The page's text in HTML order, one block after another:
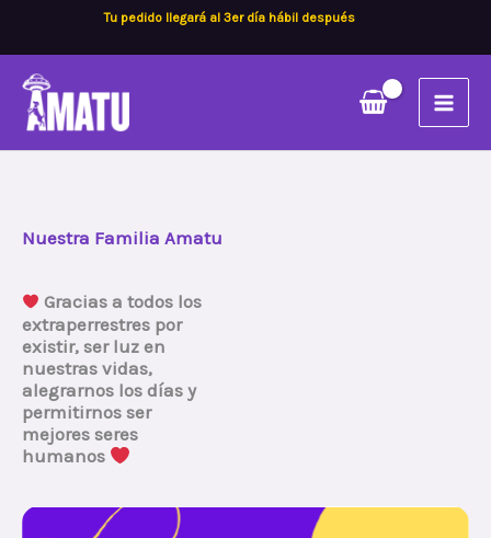
al
contenido
Tu pedido llegará al 3er día hábil después
Nuestra Familia Amatu
Gracias a todos los
extraperrestres por
existir, ser luz en
nuestras vidas,
alegrarnos los días y
permitirnos ser
mejores seres
humanos